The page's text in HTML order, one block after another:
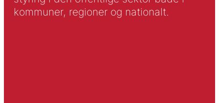
kommuner, regioner og nationalt.